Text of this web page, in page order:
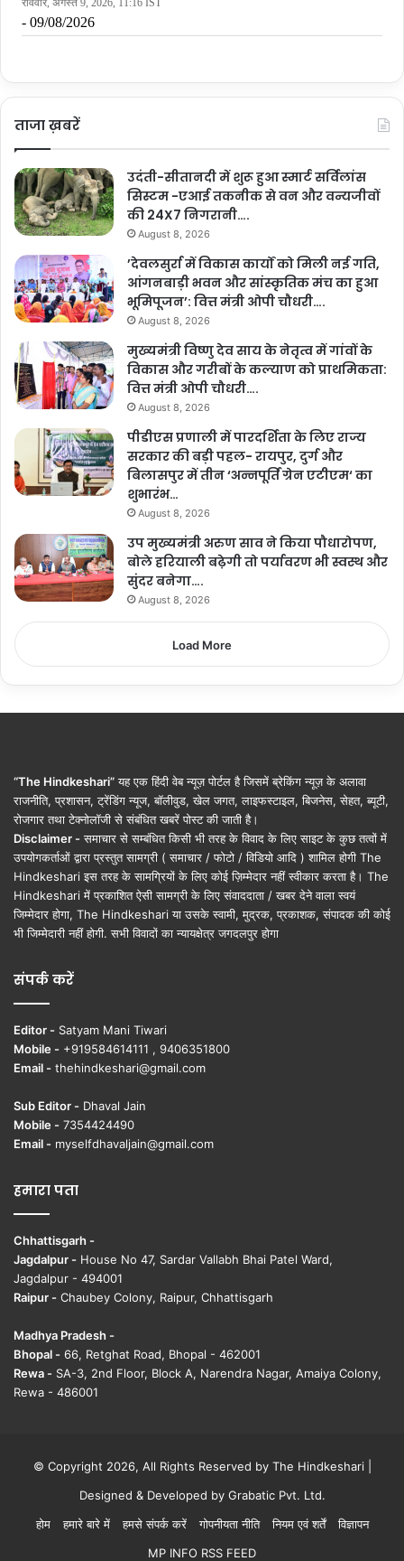
ताजा ख़बरें
उदंती-सीतानदी में शुरू हुआ स्मार्ट सर्विलांस
सिस्टम -एआई तकनीक से वन और वन्यजीवों
की 24X7 निगरानी….
August 8, 2026
’देवलसुर्रा में विकास कार्यों को मिली नई गति,
आंगनबाड़ी भवन और सांस्कृतिक मंच का हुआ
भूमिपूजन’: वित्त मंत्री ओपी चौधरी….
August 8, 2026
मुख्यमंत्री विष्णु देव साय के नेतृत्व में गांवों के
विकास और गरीबों के कल्याण को प्राथमिकता:
वित्त मंत्री ओपी चौधरी….
August 8, 2026
पीडीएस प्रणाली में पारदर्शिता के लिए राज्य
सरकार की बड़ी पहल- रायपुर, दुर्ग और
बिलासपुर में तीन ‘अन्नपूर्ति ग्रेन एटीएम‘ का
शुभारंभ…
August 8, 2026
उप मुख्यमंत्री अरुण साव ने किया पौधारोपण,
बोले हरियाली बढ़ेगी तो पर्यावरण भी स्वस्थ और
सुंदर बनेगा….
August 8, 2026
Load More
“The Hindkeshari”यह एक हिंदी वेब न्यूज़ पोर्टल है जिसमें ब्रेकिंग न्यूज़ के अलावा
राजनीति, प्रशासन, ट्रेंडिंग न्यूज, बॉलीवुड, खेल जगत, लाइफस्टाइल, बिजनेस, सेहत, ब्यूटी,
रोजगार तथा टेक्नोलॉजी से संबंधित खबरें पोस्ट की जाती है।
Disclaimer - समाचार से सम्बंधित किसी भी तरह के विवाद के लिए साइट के कुछ तत्वों में
उपयोगकर्ताओं द्वारा प्रस्तुत सामग्री ( समाचार / फोटो / विडियो आदि ) शामिल होगी The
Hindkeshari इस तरह के सामग्रियों के लिए कोई ज़िम्मेदार नहीं स्वीकार करता है। The
Hindkeshari में प्रकाशित ऐसी सामग्री के लिए संवाददाता / खबर देने वाला स्वयं
जिम्मेदार होगा, The Hindkeshari या उसके स्वामी, मुद्रक, प्रकाशक, संपादक की कोई
भी जिम्मेदारी नहीं होगी. सभी विवादों का न्यायक्षेत्र जगदलपुर होगा
संपर्क करें
Editor - Satyam Mani Tiwari
Mobile - +919584614111 , 9406351800
Email - thehindkeshari@gmail.com
Sub Editor - Dhaval Jain
Mobile - 7354424490
Email - myselfdhavaljain@gmail.com
हमारा पता
Chhattisgarh -
Jagdalpur - House No 47, Sardar Vallabh Bhai Patel Ward,
Jagdalpur - 494001
Raipur - Chaubey Colony, Raipur, Chhattisgarh
Madhya Pradesh -
Bhopal - 66, Retghat Road, Bhopal - 462001
Rewa - SA-3, 2nd Floor, Block A, Narendra Nagar, Amaiya Colony,
Rewa - 486001
© Copyright 2026, All Rights Reserved by The Hindkeshari |
Designed & Developed by Grabatic Pvt. Ltd.
होम
हमारे बारे में हमसे संपर्क करें गोपनीयता नीति नियम एवं शर्तें
विज्ञापन
MP INFO RSS FEED